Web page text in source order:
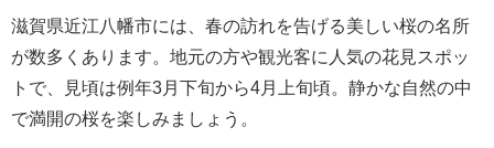
滋賀県近江八幡市には、春の訪れを告げる美しい桜の名所
が数多くあります。地元の方や観光客に人気の花見スポッ
トで、見頃は例年3月下旬から4月上旬頃。静かな自然の中
で満開の桜を楽しみましょう。